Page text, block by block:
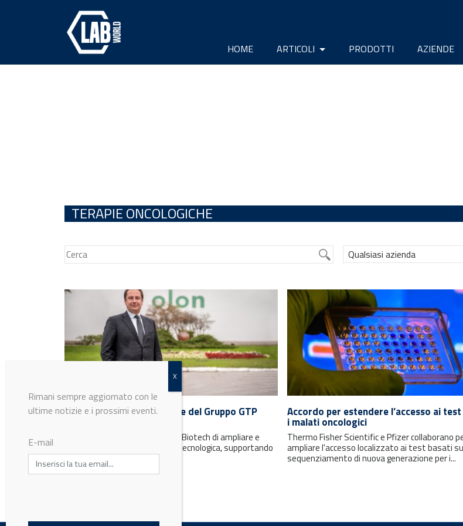
HOME ARTICOLI PRODOTTI AZIENDE
TERAPIE ONCOLOGICHE
Qualsiasi azienda
Olon annuncia l'acquisizione del Gruppo GTP
L'integrazione consente a Olon Biotech di ampliare e
diversificare la propria offerta tecnologica, supportando
ogni fase del ciclo di vita,...
Accordo per estendere l’accesso ai
i malati oncologici
Thermo Fisher Scientific e Pfizer collaborano
ampliare l'accesso localizzato ai test basati
sequenziamento di nuova generazione per i...
Rimani sempre aggiornato con le
ultime notizie e i prossimi eventi.
E-mail